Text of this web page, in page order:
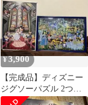
¥3,900
【完成品】ディズニー
ジグソーパズル 2つセ
ット 結婚式 イルミネー